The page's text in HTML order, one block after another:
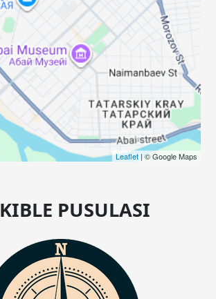
Leaflet| © Google Maps
KIBLE PUSULASI